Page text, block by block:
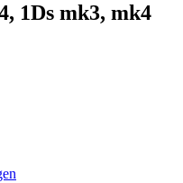
1Ds mk3, mk4